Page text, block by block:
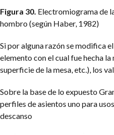
Figura 30. Electromiograma de
hombro (según Haber, 1982)
Si por alguna razón se modifica
elemento con el cual fue hecha
superficie de la mesa, etc.), los
Sobre la base de lo expuesto
perfiles de asientos uno para
descanso